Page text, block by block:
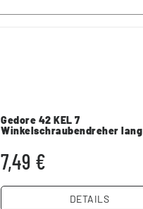
Gedore 42 KEL 7
Winkelschraubendreher lang
7,49 €
DETAILS